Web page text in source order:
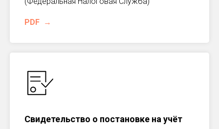
PDF
Свидетельство о постановке на учёт